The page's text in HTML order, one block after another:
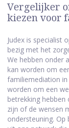
Vergelijker
kiezen voor
Judex is specialist
bezig met het
We hebben onder
kan worden om
familiemediation
worden om een
betrekking
zijn of de wensen
ondersteuning.